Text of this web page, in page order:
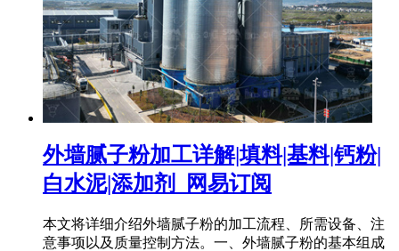
外墙腻子粉加工详解|填料|基料|钙粉|
白水泥|添加剂_网易订阅
本文将详细介绍外墙腻子粉的加工流程、所需设备、注
意事项以及质量控制方法。一、外墙腻子粉的基本组成